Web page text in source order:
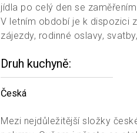
jídla po celý den se
V letním období je k dispozici
zájezdy, rodinné oslavy,
Druh kuchyně
Česká
Mezi nejdůležitější složky